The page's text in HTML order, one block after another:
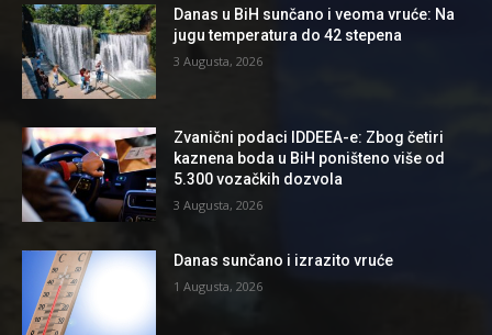
Danas u BiH sunčano i veoma vruće: Na
jugu temperatura do 42 stepena
3 Augusta, 2026
Zvanični podaci IDDEEA-e: Zbog četiri
kaznena boda u BiH poništeno više od
5.300 vozačkih dozvola
3 Augusta, 2026
Danas sunčano i izrazito vruće
1 Augusta, 2026